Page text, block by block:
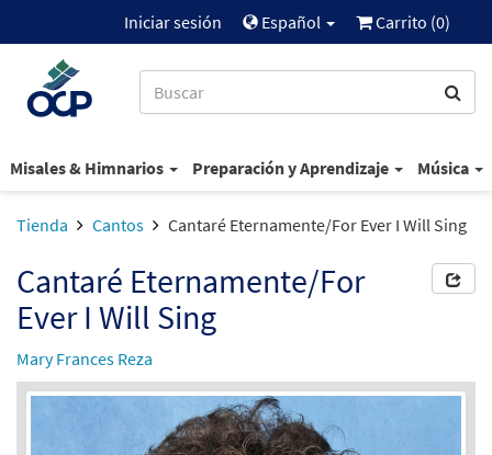
Iniciar sesión Español Carrito (0)
Misales & Himnarios Preparación y Aprendizaje Música
Tienda Cantos Cantaré Eternamente/For Ever I Will Sing
Cantaré Eternamente/For
Ever I Will Sing
Mary Frances Reza